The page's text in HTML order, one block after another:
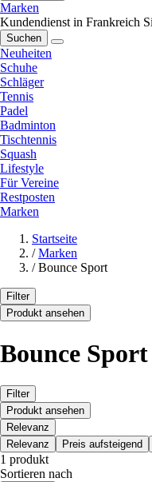
Marken
Kundendienst in Frankreich
Suchen
Neuheiten
Schuhe
Schläger
Tennis
Padel
Badminton
Tischtennis
Squash
Lifestyle
Für Vereine
Restposten
Marken
Startseite
/ Marken
/ Bounce Sport
Filter
Produkt ansehen
Bounce Sport
Filter
Produkt ansehen
Relevanz
Relevanz
Preis aufsteigend
1 produkt
Sortieren nach